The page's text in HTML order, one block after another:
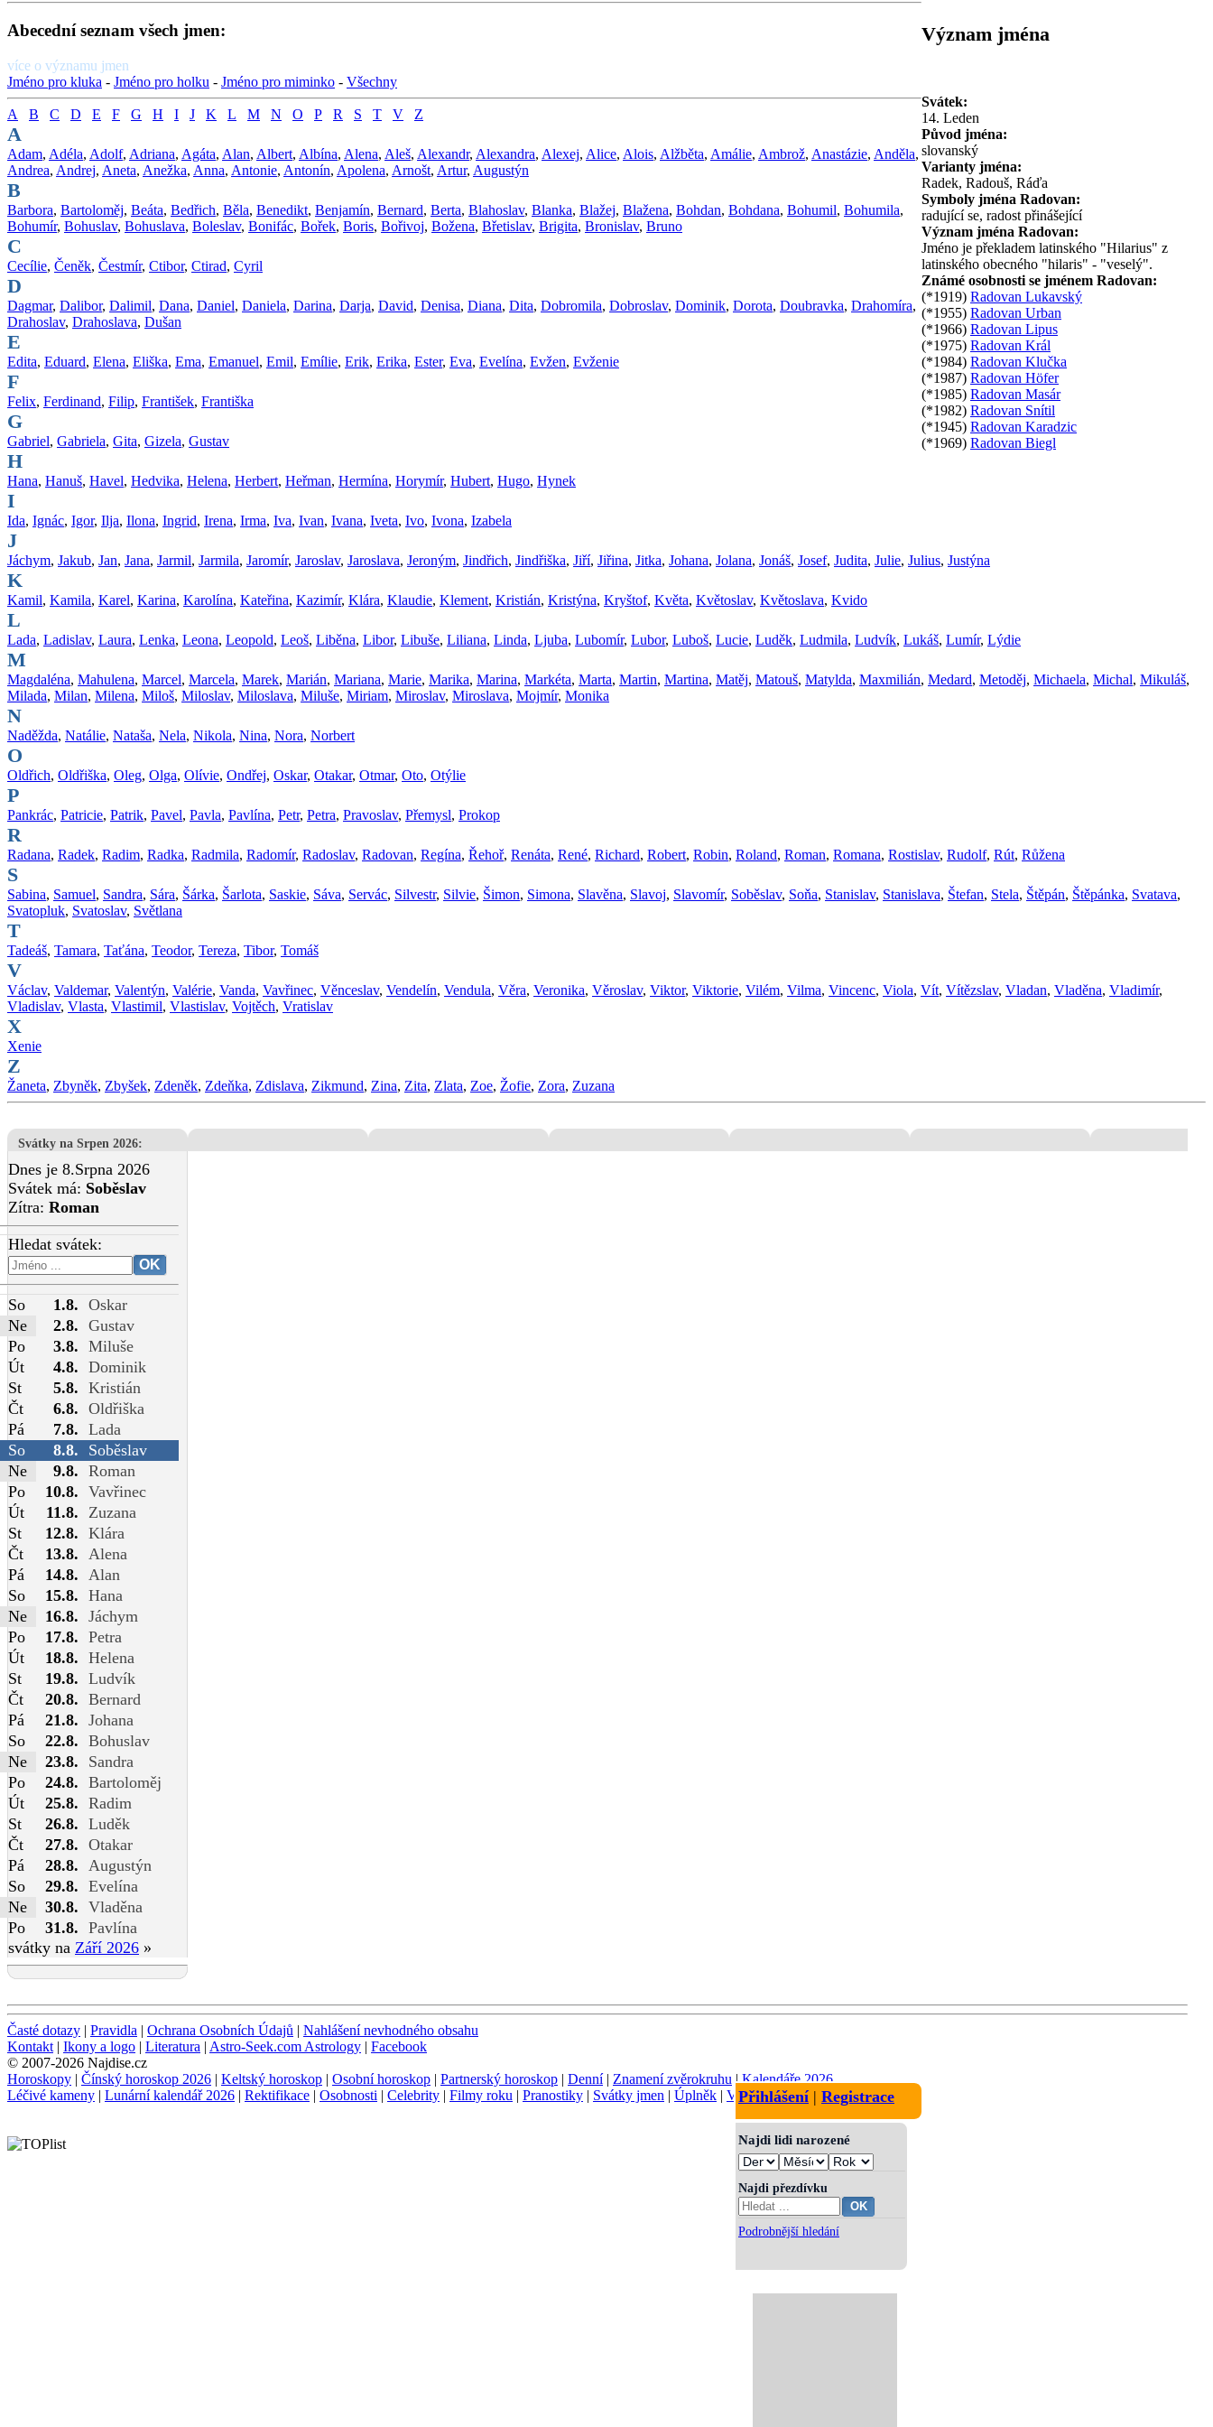
Význam jména
Svátek:
14. Leden
Původ jména:
slovanský
Varianty jména:
Radek, Radouš, Ráďa
Symboly jména Radovan:
radující se, radost přinášející
Význam jména Radovan:
Jméno je překladem latinského "Hilarius" z
latinského obecného "hilaris" - "veselý".
Známé osobnosti se jménem Radovan:
(*1919) Radovan Lukavský
(*1955) Radovan Urban
(*1966) Radovan Lipus
(*1975) Radovan Král
(*1984) Radovan Klučka
(*1987) Radovan Höfer
(*1985) Radovan Masár
(*1982) Radovan Snítil
(*1945) Radovan Karadzic
(*1969) Radovan Biegl
Abecední seznam všech jmen:
více o významu jmen
Jméno pro kluka - Jméno pro holku - Jméno pro miminko - Všechny
A B C D E F G H I J K L M N O P R S T V Z
A
Adam, Adéla, Adolf, Adriana, Agáta, Alan, Albert, Albína, Alena, Aleš, Alexandr, Alexandra, Alexej, Alice, Alois, Alžběta, Amálie, Ambrož, Anastázie, Anděla,
Andrea, Andrej, Aneta, Anežka, Anna, Antonie, Antonín, Apolena, Arnošt, Artur, Augustýn
B
Barbora, Bartoloměj, Beáta, Bedřich, Běla, Benedikt, Benjamín, Bernard, Berta, Blahoslav, Blanka, Blažej, Blažena, Bohdan, Bohdana, Bohumil, Bohumila,
Bohumír, Bohuslav, Bohuslava, Boleslav, Bonifác, Bořek, Boris, Bořivoj, Božena, Břetislav, Brigita, Bronislav, Bruno
C
Cecílie, Čeněk, Čestmír, Ctibor, Ctirad, Cyril
D
Dagmar, Dalibor, Dalimil, Dana, Daniel, Daniela, Darina, Darja, David, Denisa, Diana, Dita, Dobromila, Dobroslav, Dominik, Dorota, Doubravka, Drahomíra,
Drahoslav, Drahoslava, Dušan
E
Edita, Eduard, Elena, Eliška, Ema, Emanuel, Emil, Emílie, Erik, Erika, Ester, Eva, Evelína, Evžen, Evženie
F
Felix, Ferdinand, Filip, František, Františka
G
Gabriel, Gabriela, Gita, Gizela, Gustav
H
Hana, Hanuš, Havel, Hedvika, Helena, Herbert, Heřman, Hermína, Horymír, Hubert, Hugo, Hynek
I
Ida, Ignác, Igor, Ilja, Ilona, Ingrid, Irena, Irma, Iva, Ivan, Ivana, Iveta, Ivo, Ivona, Izabela
J
Jáchym, Jakub, Jan, Jana, Jarmil, Jarmila, Jaromír, Jaroslav, Jaroslava, Jeroným, Jindřich, Jindřiška, Jiří, Jiřina, Jitka, Johana, Jolana, Jonáš, Josef, Judita, Julie, Julius, Justýna
K
Kamil, Kamila, Karel, Karina, Karolína, Kateřina, Kazimír, Klára, Klaudie, Klement, Kristián, Kristýna, Kryštof, Květa, Květoslav, Květoslava, Kvido
L
Lada, Ladislav, Laura, Lenka, Leona, Leopold, Leoš, Liběna, Libor, Libuše, Liliana, Linda, Ljuba, Lubomír, Lubor, Luboš, Lucie, Luděk, Ludmila, Ludvík, Lukáš, Lumír, Lýdie
M
Magdaléna, Mahulena, Marcel, Marcela, Marek, Marián, Mariana, Marie, Marika, Marina, Markéta, Marta, Martin, Martina, Matěj, Matouš, Matylda, Maxmilián, Medard, Metoděj, Michaela, Michal, Mikuláš,
Milada, Milan, Milena, Miloš, Miloslav, Miloslava, Miluše, Miriam, Miroslav, Miroslava, Mojmír, Monika
N
Naděžda, Natálie, Nataša, Nela, Nikola, Nina, Nora, Norbert
O
Oldřich, Oldřiška, Oleg, Olga, Olívie, Ondřej, Oskar, Otakar, Otmar, Oto, Otýlie
P
Pankrác, Patricie, Patrik, Pavel, Pavla, Pavlína, Petr, Petra, Pravoslav, Přemysl, Prokop
R
Radana, Radek, Radim, Radka, Radmila, Radomír, Radoslav, Radovan, Regína, Řehoř, Renáta, René, Richard, Robert, Robin, Roland, Roman, Romana, Rostislav, Rudolf, Rút, Růžena
S
Sabina, Samuel, Sandra, Sára, Šárka, Šarlota, Saskie, Sáva, Servác, Silvestr, Silvie, Šimon, Simona, Slavěna, Slavoj, Slavomír, Soběslav, Soňa, Stanislav, Stanislava, Štefan, Stela, Štěpán, Štěpánka, Svatava,
Svatopluk, Svatoslav, Světlana
T
Tadeáš, Tamara, Taťána, Teodor, Tereza, Tibor, Tomáš
V
Václav, Valdemar, Valentýn, Valérie, Vanda, Vavřinec, Věnceslav, Vendelín, Vendula, Věra, Veronika, Věroslav, Viktor, Viktorie, Vilém, Vilma, Vincenc, Viola, Vít, Vítězslav, Vladan, Vladěna, Vladimír,
Vladislav, Vlasta, Vlastimil, Vlastislav, Vojtěch, Vratislav
X
Xenie
Z
Žaneta, Zbyněk, Zbyšek, Zdeněk, Zdeňka, Zdislava, Zikmund, Zina, Zita, Zlata, Zoe, Žofie, Zora, Zuzana
Svátky na Srpen 2026:
Dnes je 8.Srpna 2026
Svátek má: Soběslav
Zítra: Roman
Hledat svátek:
So 1.8. Oskar
Ne
2.8. Gustav
Po
3.8. Miluše
Út
4.8. Dominik
St
5.8. Kristián
Čt
6.8. Oldřiška
Pá
7.8. Lada
So
8.8.
Soběslav
Ne
9.8. Roman
Po
10.8. Vavřinec
Út
11.8.
Zuzana
St
12.8. Klára
Čt
13.8.
Alena
Pá
14.8.
Alan
So
15.8. Hana
Ne
16.8. Jáchym
Po
17.8. Petra
Út
18.8. Helena
St
19.8. Ludvík
Čt
20.8. Bernard
Pá
21.8. Johana
So
22.8. Bohuslav
Ne
23.8.
Sandra
Po
24.8. Bartoloměj
Út
25.8. Radim
St
26.8. Luděk
Čt
27.8. Otakar
Pá
28.8.
Augustýn
So
29.8. Evelína
Ne
30.8. Vladěna
Po
31.8. Pavlína
svátky na Září 2026 »
Přihlášení| Registrace
Najdi lidi narozené
Najdi přezdívku
Podrobnější hledání
Časté dotazy | Pravidla | Ochrana Osobních Údajů | Nahlášení nevhodného obsahu
Kontakt | Ikony a logo | Literatura | Astro-Seek.com Astrology | Facebook
© 2007-2026 Najdise.cz
Horoskopy | Čínský horoskop 2026 | Keltský horoskop | Osobní horoskop | Partnerský horoskop | Denní| Znamení zvěrokruhu | Kalendáře 2026
Léčivé kameny | Lunární kalendář 2026 | Rektifikace | Osobnosti | Celebrity | Filmy roku | Pranostiky | Svátky jmen | Úplněk | Význam jmen